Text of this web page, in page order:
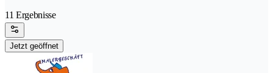
11 Ergebnisse
Jetzt geöffnet